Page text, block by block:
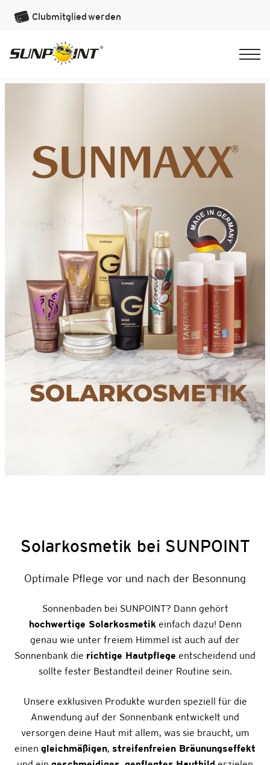
Clubmitgliedwerden
Solarkosmetik bei SUNPOINT
Optimale Pflege vor und nach der Besonnung
Sonnenbaden bei SUNPOINT? Dann gehört
hochwertige Solarkosmetikeinfach dazu! Denn
genau wie unter freiem Himmel ist auch auf der
Sonnenbank die richtige Hautpflege entscheidend und
sollte fester Bestandteil deiner Routine sein.
Unsere exklusiven Produkte wurden speziell für die
Anwendung auf der Sonnenbank entwickelt und
versorgen deine Haut mit allem, was sie braucht, um
einen gleichmäßigen, streifenfreien Bräunungseffekt